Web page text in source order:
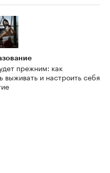
прежним: как
выживать и настроить себя